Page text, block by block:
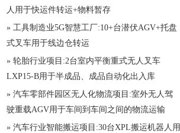
人用于快运件转运+物料暂存
» 工具制造业5G智慧工厂:10+台潜伏AGV+托盘
式叉车用于线边仓转运
» 轮胎行业项目:2台室内平衡重式无人叉车
LXP15-B用于半成品、成品自动化出入库
» 汽车零部件园区无人化物流项目:室外无人驾
驶重载AGV用于车间到车间之间的物流运输
» 汽车行业智能搬运项目:30台XPL搬运机器人用